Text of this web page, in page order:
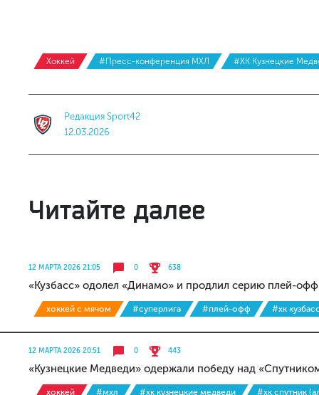
Хоккей #Пресс-конференция МХЛ #ХК Кузнецкие
Редакция Sport42
12.03.2026
Читайте далее
12 МАРТА 2026 21:05 0 638
«Кузбасс» одолел «Динамо» и продлил серию плей-офф
хоккей с мячом #суперлига #плей-офф #хк
12 МАРТА 2026 20:51 0 443
«Кузнецкие Медведи» одержали победу над
хоккей #мхл #хк кузнецкие медведи #хк спутник